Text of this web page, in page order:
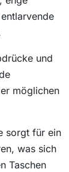
und
möglichen
sorgt für ein
was sich
Taschen